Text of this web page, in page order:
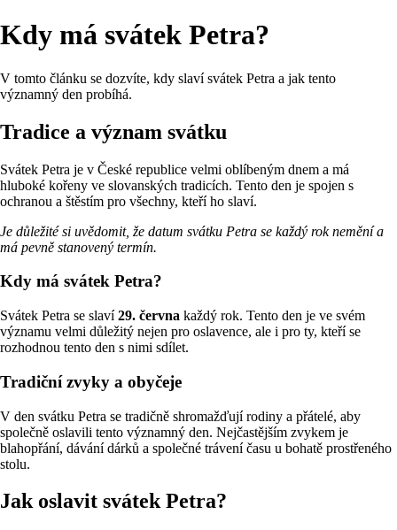
Kdy má svátek Petra?
V tomto článku se dozvíte, kdy slaví svátek Petra a jak tento
významný den probíhá.
Tradice a význam svátku
Svátek Petra je v České republice velmi oblíbeným dnem a má
hluboké kořeny ve slovanských tradicích. Tento den je spojen s
ochranou a štěstím pro všechny, kteří ho slaví.
Je důležité si uvědomit, že datum svátku Petra se každý rok nemění a
má pevně stanovený termín.
Kdy má svátek Petra?
Svátek Petra se slaví29. června každý rok. Tento den je ve svém
významu velmi důležitý nejen pro oslavence, ale i pro ty, kteří se
rozhodnou tento den s nimi sdílet.
Tradiční zvyky a obyčeje
V den svátku Petra se tradičně shromažďují rodiny a přátelé, aby
společně oslavili tento významný den. Nejčastějším zvykem je
blahopřání, dávání dárků a společné trávení času u bohatě prostřeného
stolu.
Jak oslavit svátek Petra?